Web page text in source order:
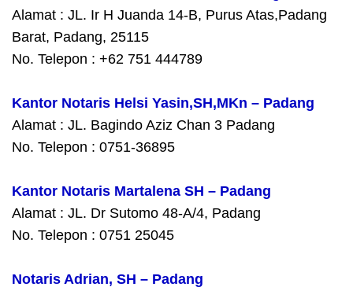
Alamat : JL. Ir H Juanda 14-B, Purus Atas,Padang
Barat, Padang, 25115
No. Telepon : +62 751 444789
Kantor Notaris Helsi Yasin,SH,MKn – Padang
Alamat : JL. Bagindo Aziz Chan 3 Padang
No. Telepon : 0751-36895
Kantor Notaris Martalena SH – Padang
Alamat : JL. Dr Sutomo 48-A/4, Padang
No. Telepon : 0751 25045
Notaris Adrian, SH – Padang